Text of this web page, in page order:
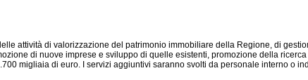
attività di valorizzazione del patrimonio immobiliare della Regione, di
di nuove imprese e sviluppo di quelle esistenti, promozione della
migliaia di euro. I servizi aggiuntivi saranno svolti da personale interno o